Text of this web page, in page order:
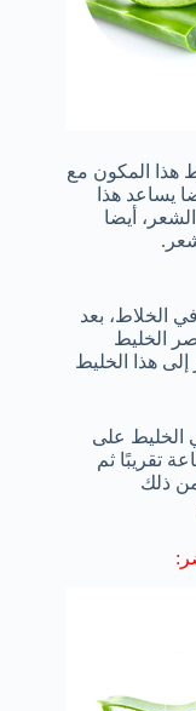
هذا المكون مع
يساعد هذا
أيضا
في الخلاط، بعد
الخليط
هذا الخليط
الخليط على
تقريبًا ثم
ذلك